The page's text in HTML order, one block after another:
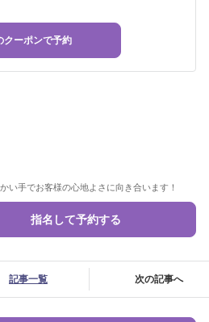
クーポンで予約
い手でお客様の心地よさに向き合います！
指名して予約する
記事一覧 次の記事へ